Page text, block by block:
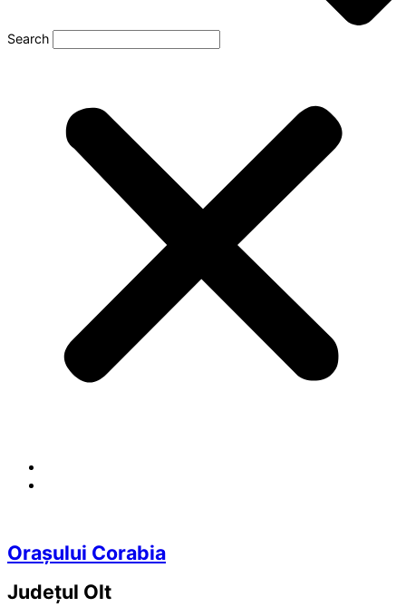
Search
Orașului Corabia
Județul Olt